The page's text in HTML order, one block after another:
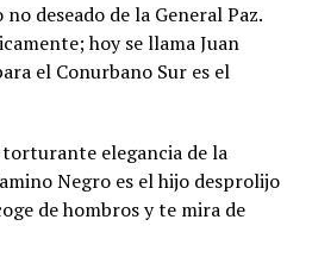
deseado de la General Paz.
hoy se llama Juan
el Conurbano Sur es el
elegancia de la
Negro es el hijo desprolijo
de hombros y te mira de